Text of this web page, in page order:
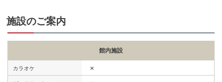
施設のご案内
館内施設
カラオケ ✕